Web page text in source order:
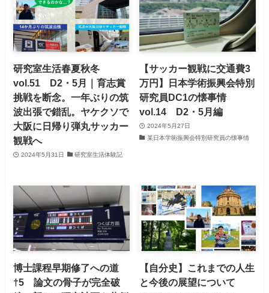
研究室生活春夏秋冬
vol.51 D2・5月｜育志賞
挑戦を断念。一年ぶりの筑
波出張で錯乱。ヤケクソで
大阪に日帰り弾丸サッカー
観戦へ
2024年5月31日 研究室生活体験記
【サッカー観戦に交通費3
万円】日本学術振興会特別
研究員DC1の懐事情
vol.14 D2・5月編
2024年5月27日
某日本学術振興会特別研究員の懐事情
博士課程早期修了への道
†5 論文の骨子が完全破
【自分史】これまでの人生
と今後の展望について